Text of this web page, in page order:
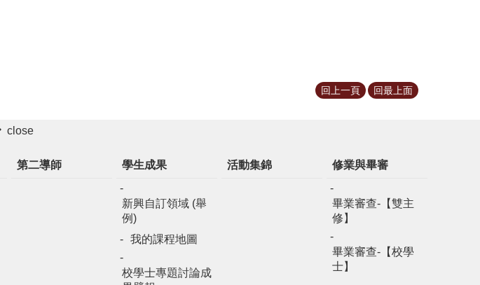
回上一頁 回最上面
close
第二導師 學生成果
新興自訂領域 (舉
例)
我的課程地圖
校學士專題討論成
活動集錦 修業與畢審
畢業審查-【雙主
修】
畢業審查-【校學
士】